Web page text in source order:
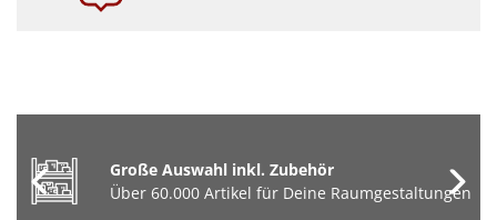
Große Auswahl inkl. Zubehör
Über 60.000 Artikel für Deine Raumgestaltungen